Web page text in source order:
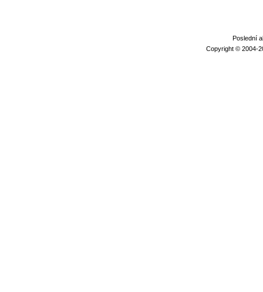
Poslední
Copyright © 2004-